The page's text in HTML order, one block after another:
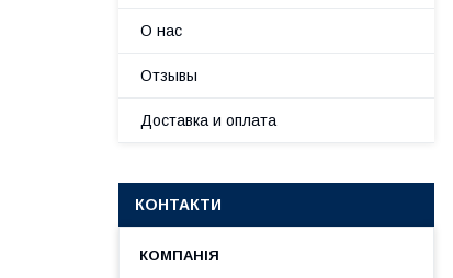
О нас
Отзывы
Доставка и оплата
КОНТАКТИ